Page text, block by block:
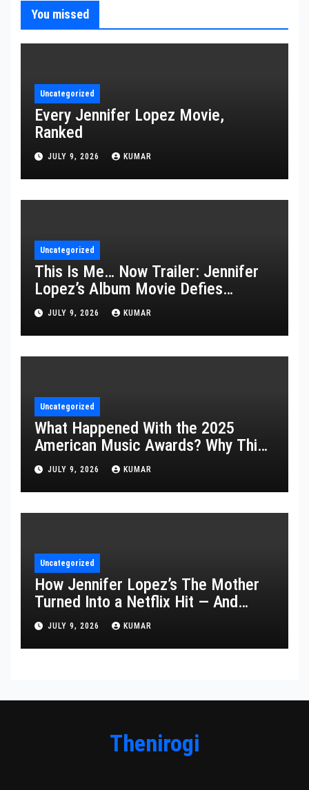
You missed
Uncategorized
Every Jennifer Lopez Movie,
Ranked
JULY 9, 2026 KUMAR
Uncategorized
This Is Me… Now Trailer: Jennifer
Lopez’s Album Movie Defies
Description
JULY 9, 2026 KUMAR
Uncategorized
What Happened With the 2025
American Music Awards? Why This
Year’s Ceremony Fell Flat
JULY 9, 2026 KUMAR
Uncategorized
How Jennifer Lopez’s The Mother
Turned Into a Netflix Hit — And
What It Says About Her Staying
Power
JULY 9, 2026 KUMAR
Thenirogi